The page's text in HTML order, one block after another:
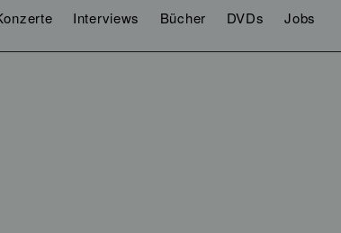
Interviews Bücher DVDs Jobs